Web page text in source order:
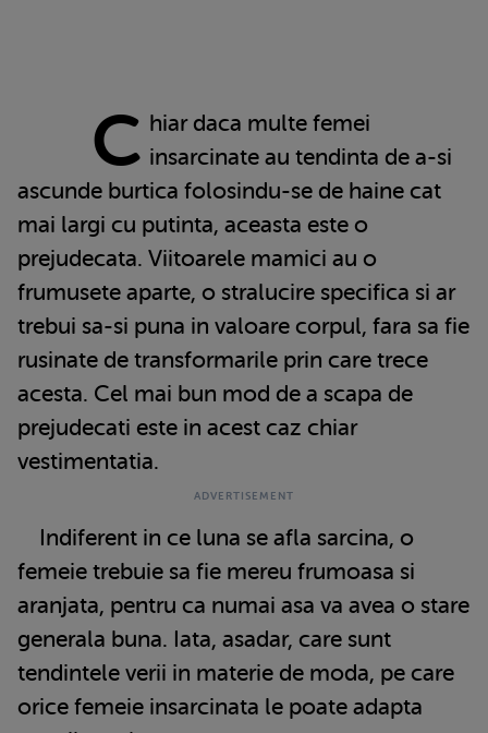
C hiar daca multe femei
insarcinate au tendinta de a-si
ascunde burtica folosindu-se de haine cat
mai largi cu putinta, aceasta este o
prejudecata. Viitoarele mamici au o
frumusete aparte, o stralucire specifica si ar
trebui sa-si puna in valoare corpul, fara sa fie
rusinate de transformarile prin care trece
acesta. Cel mai bun mod de a scapa de
prejudecati este in acest caz chiar
vestimentatia.
Indiferent in ce luna se afla sarcina, o
femeie trebuie sa fie mereu frumoasa si
aranjata, pentru ca numai asa va avea o stare
generala buna. Iata, asadar, care sunt
tendintele verii in materie de moda, pe care
orice femeie insarcinata le poate adapta